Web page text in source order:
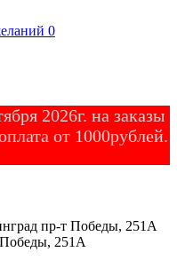
0
2026г. на заказы
от 1000рублей.
пр-т Победы, 251А
251А